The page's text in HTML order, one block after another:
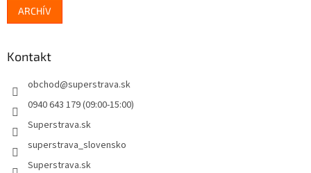
ARCHÍV
Kontakt
obchod@superstrava.sk
0940 643 179 (09:00-15:00)
Superstrava.sk
superstrava_slovensko
Superstrava.sk